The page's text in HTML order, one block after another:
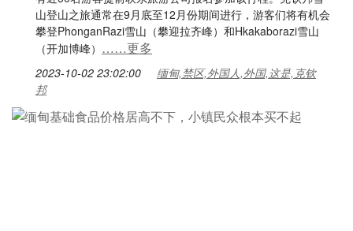
山登山之旅通常在9月底至12月份期间进行，游客们将有机会
攀登PhonganRazi雪山（攀迎拉齐峰）和Hkakaborazi雪山
（开加博峰） ……更多
2023-10-02 23:02:00
缅甸,禁区,外国人,外国,这是,克钦
邦